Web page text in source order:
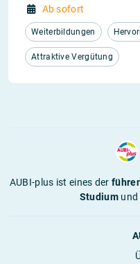
Ab sofort
Weiterbildungen
Attraktive Vergütung
AUBI-plus ist eines der
Studiumund